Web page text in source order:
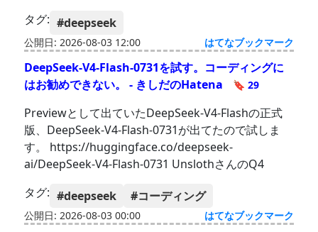
タグ: #deepseek
公開日: 2026-08-03 12:00 はてなブックマーク
DeepSeek-V4-Flash-0731を試す。コーディングに
はお勧めできない。 - きしだのHatena
🔖 29
Previewとして出ていたDeepSeek-V4-Flashの正式
版、DeepSeek-V4-Flash-0731が出てたので試しま
す。 https://huggingface.co/deepseek-
ai/DeepSeek-V4-Flash-0731 UnslothさんのQ4
タグ: #deepseek #コーディング
公開日: 2026-08-03 00:00 はてなブックマーク